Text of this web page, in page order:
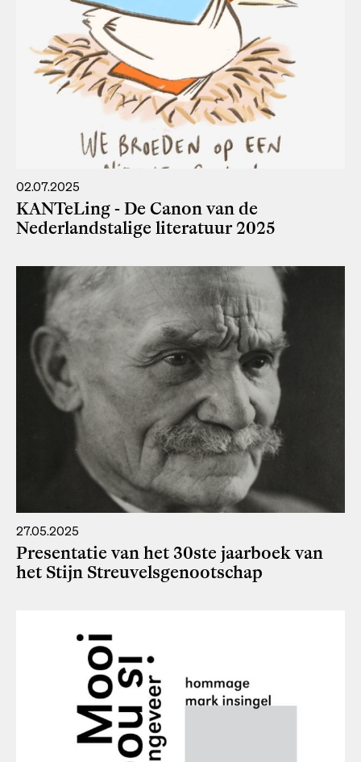
02.07.2025
KANTeLing - De Canon van de
Nederlandstalige literatuur 2025
27.05.2025
Presentatie van het 30ste jaarboek van
het Stijn Streuvelsgenootschap